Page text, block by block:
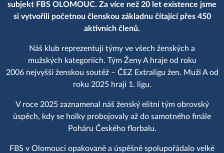
subjekt FBS OLOMOUC. Za více než 20 let existence jsme
si vytvořili početnou členskou základnu čítající přes 450
aktivních členů.
Náš klub reprezentují týmy ve všech ženských a
mužských kategoriích. Tým Ženy A hraje od roku
2006 nejvyšší ženskou soutěž – ČEZ Extraligu žen. Muži A od
roku 2025 hrají 1. ligu.
V roce 2025 zaznamenal náš ženský elitní tým obrovský
úspěch, kdy se holky probojovaly až do samotného finále
Poháru Českého florbalu.
FBS v Olomouci opakovaně a úspěšně spolupořádalo velké